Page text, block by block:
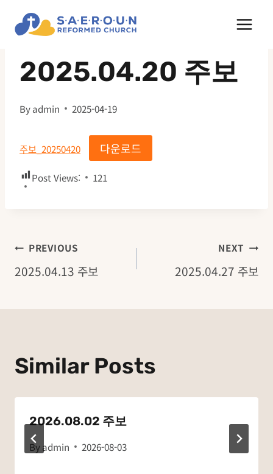
2025.04.20 주보
Byadmin 2025-04-19
주보_20250420 다운로드
Post Views: 121
글PREVIOUS
2025.04.13 주보
NEXT
2025.04.27 주보
Similar Posts
2026.08.02 주보
Byadmin 2026-08-03